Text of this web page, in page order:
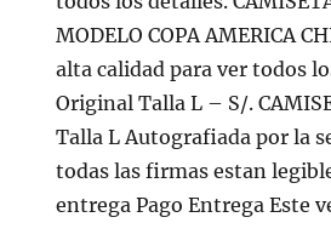
MODELO COPA AMERICA
alta calidad para ver todos
Original Talla L – S/.
Talla L Autografiada por la
todas las firmas estan
entrega Pago Entrega Este